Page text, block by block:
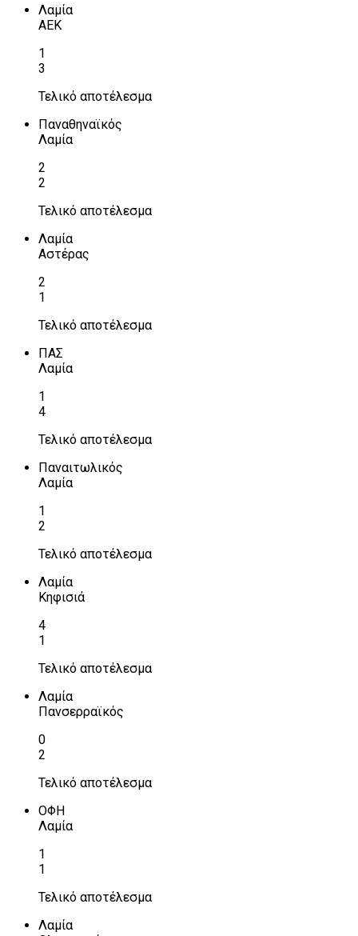
Λαμία
ΑΕΚ
1
3
Τελικό αποτέλεσμα
Παναθηναϊκός
Λαμία
2
2
Τελικό αποτέλεσμα
Λαμία
Αστέρας
2
1
Τελικό αποτέλεσμα
ΠΑΣ
Λαμία
1
4
Τελικό αποτέλεσμα
Παναιτωλικός
Λαμία
1
2
Τελικό αποτέλεσμα
Λαμία
Κηφισιά
4
1
Τελικό αποτέλεσμα
Λαμία
Πανσερραϊκός
0
2
Τελικό αποτέλεσμα
ΟΦΗ
Λαμία
1
1
Τελικό αποτέλεσμα
Λαμία